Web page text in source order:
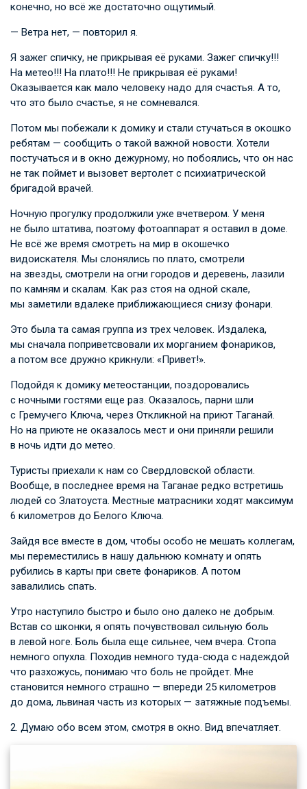
конечно, но всё же достаточно ощутимый.
— Ветра нет, — повторил я.
Я зажег спичку, не прикрывая её руками. Зажег спичку!!!
На метео!!! На плато!!! Не прикрывая её руками!
Оказывается как мало человеку надо для счастья. А то,
что это было счастье, я не сомневался.
Потом мы побежали к домику и стали стучаться в окошко
ребятам — сообщить о такой важной новости. Хотели
постучаться и в окно дежурному, но побоялись, что он нас
не так поймет и вызовет вертолет с психиатрической
бригадой врачей.
Ночную прогулку продолжили уже вчетвером. У меня
не было штатива, поэтому фотоаппарат я оставил в доме.
Не всё же время смотреть на мир в окошечко
видоискателя. Мы слонялись по плато, смотрели
на звезды, смотрели на огни городов и деревень, лазили
по камням и скалам. Как раз стоя на одной скале,
мы заметили вдалеке приближающиеся снизу фонари.
Это была та самая группа из трех человек. Издалека,
мы сначала поприветсвовали их морганием фонариков,
а потом все дружно крикнули: «Привет!».
Подойдя к домику метеостанции, поздоровались
с ночными гостями еще раз. Оказалось, парни шли
с Гремучего Ключа, через Откликной на приют Таганай.
Но на приюте не оказалось мест и они приняли решили
в ночь идти до метео.
Туристы приехали к нам со Свердловской области.
Вообще, в последнее время на Таганае редко встретишь
людей со Златоуста. Местные матрасники ходят максимум
6 километров до Белого Ключа.
Зайдя все вместе в дом, чтобы особо не мешать коллегам,
мы переместились в нашу дальнюю комнату и опять
рубились в карты при свете фонариков. А потом
завалились спать.
Утро наступило быстро и было оно далеко не добрым.
Встав со шконки, я опять почувствовал сильную боль
в левой ноге. Боль была еще сильнее, чем вчера. Стопа
немного опухла. Походив немного туда-сюда с надеждой
что разхожусь, понимаю что боль не пройдет. Мне
становится немного страшно — впереди 25 километров
до дома, львиная часть из которых — затяжные подъемы.
2. Думаю обо всем этом, смотря в окно. Вид впечатляет.